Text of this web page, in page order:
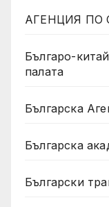
АГЕНЦИЯ ПО
Българо-
палата
Българска
Българска
Български